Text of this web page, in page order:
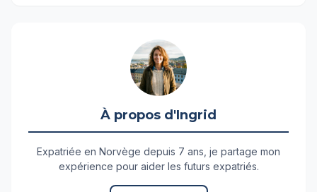
À propos d'Ingrid
Expatriée en Norvège depuis 7 ans, je partage mon
expérience pour aider les futurs expatriés.